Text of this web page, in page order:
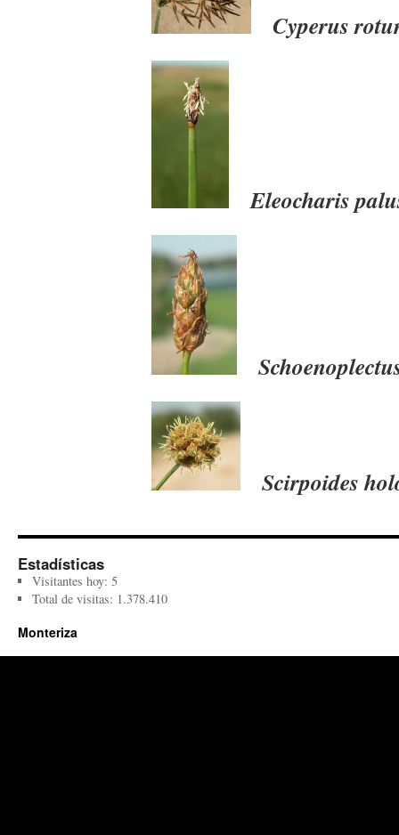
Cyperus
Eleocharis
Scirpoides
Estadísticas
Visitantes hoy: 5
Total de visitas: 1.378.410
Monteriza